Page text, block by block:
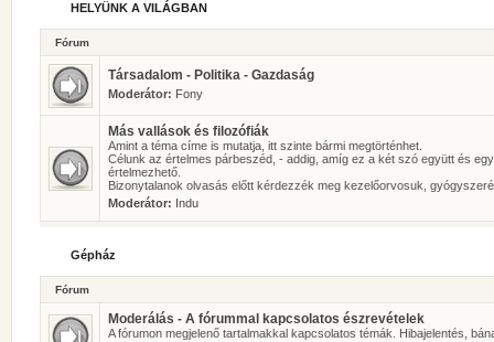
HELYÜNK A VILÁGBAN
Fórum
Társadalom - Politika - Gazdaság
Moderátor: Fony
Más vallások és filozófiák
Amint a téma címe is mutatja, itt szinte bármi megtörténhet.
Célunk az értelmes párbeszéd, - addig, amíg ez a két szó együtt és
értelmezhető.
Bizonytalanok olvasás előtt kérdezzék meg kezelőorvosuk,
Moderátor: Indu
Gépház
Fórum
Moderálás - A fórummal kapcsolatos észrevételek
A fórumon megjelenő tartalmakkal kapcsolatos témák. Hibajelentés,